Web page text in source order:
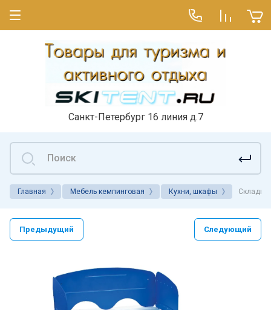
Санкт-Петербург 16 линия д.7
Главная Мебель кемпинговая Кухни, шкафы
Предыдущий Следующий